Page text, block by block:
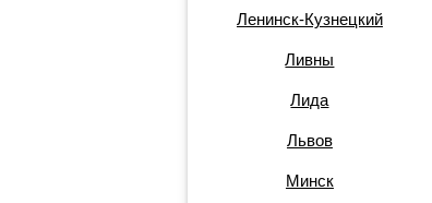
Ленинск-Кузнецкий
Ливны
Лида
Львов
Минск